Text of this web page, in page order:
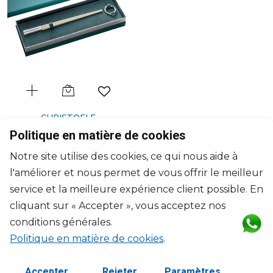
CHRISTOFLE
ivoire et repose-baguettes
L: 24cm, D: 5cm
$185
Politique en matière de cookies
Notre site utilise des cookies, ce qui nous aide à
l'améliorer et nous permet de vous offrir le meilleur
service et la meilleure expérience client possible. En
cliquant sur « Accepter », vous acceptez nos
conditions générales.
Politique en matière de cookies.